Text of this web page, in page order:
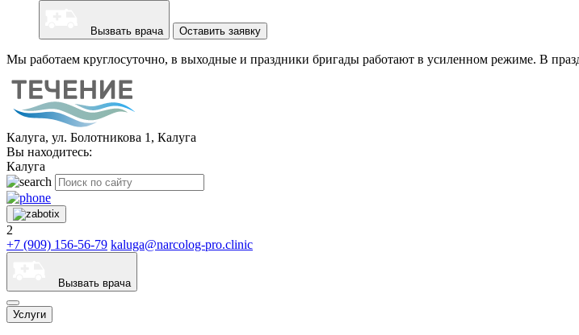
Вызвать врача Оставить заявку
Мы работаем круглосуточно, в выходные и праздники бригады работают в усиленном режиме. В
Калуга, ул. Болотникова 1, Калуга
Вы находитесь:
Калуга
2
+7 (909) 156-56-79 kaluga@narcolog-pro.clinic
Вызвать врача
Услуги